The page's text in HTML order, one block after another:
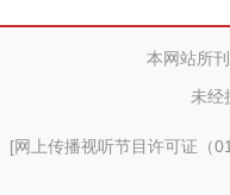
本网站所
未经
[网上传播视听节目许可证（